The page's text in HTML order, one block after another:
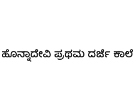
ಪ್ರಥಮ ದರ್ಜೆ